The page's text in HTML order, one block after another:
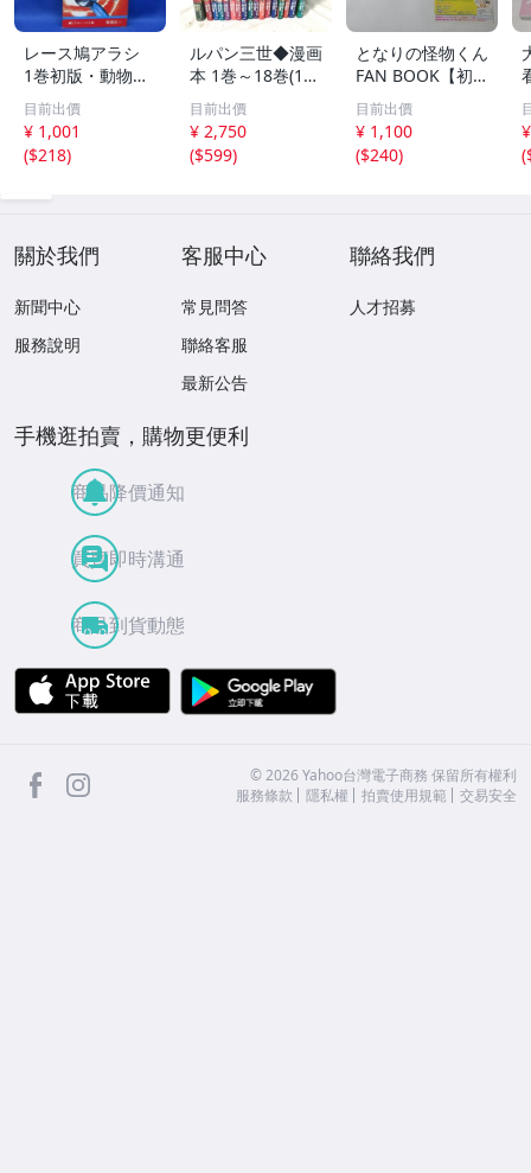
レース鳩アラシ
1巻初版・動物ロ
マンコミックス
飯森広一 秋田書
店 チャンピオン
コミックス 昭和
目前出價
¥ 1,001
($218)
ルパン三世◆漫画
本 1巻～18巻(14.
15巻欠品) ルパン
三世 双葉社 モン
キー・パンチ 全1
7冊
目前出價
¥ 2,750
($599)
となりの怪物くん
FAN BOOK【初
版】
目前出價
¥ 1,100
($240)
(
關於我們
新聞中心
服務說明
客服中心
常見問答
聯絡客服
最新公告
聯絡我們
人才招募
手機逛拍賣，購物更便利
商品降價通知
買賣即時溝通
商品到貨動態
APP Store
facebook ©2026 Yahoo台灣電子商務 保留所有權利
服務條款
隱私權 拍賣使用規範 交易安全